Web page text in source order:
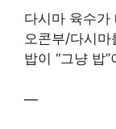
다시마 육수가
오콘부/다시마
밥이 “그냥 밥
—